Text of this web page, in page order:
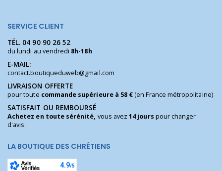
SERVICE CLIENT
TÉL. 04 90 90 26 52
du lundi au vendredi 8h-18h
E-MAIL:
contact.boutiqueduweb@gmail.com
LIVRAISON OFFERTE
pour toute commande supérieure à 58 €(en France métropolitaine)
SATISFAIT OU REMBOURSÉ
Achetez en toute sérénité, vous avez14 jours pour changer
d'avis.
LA BOUTIQUE DES CHRÉTIENS